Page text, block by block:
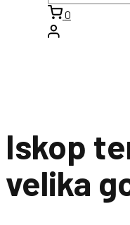
0
Iskop
velika